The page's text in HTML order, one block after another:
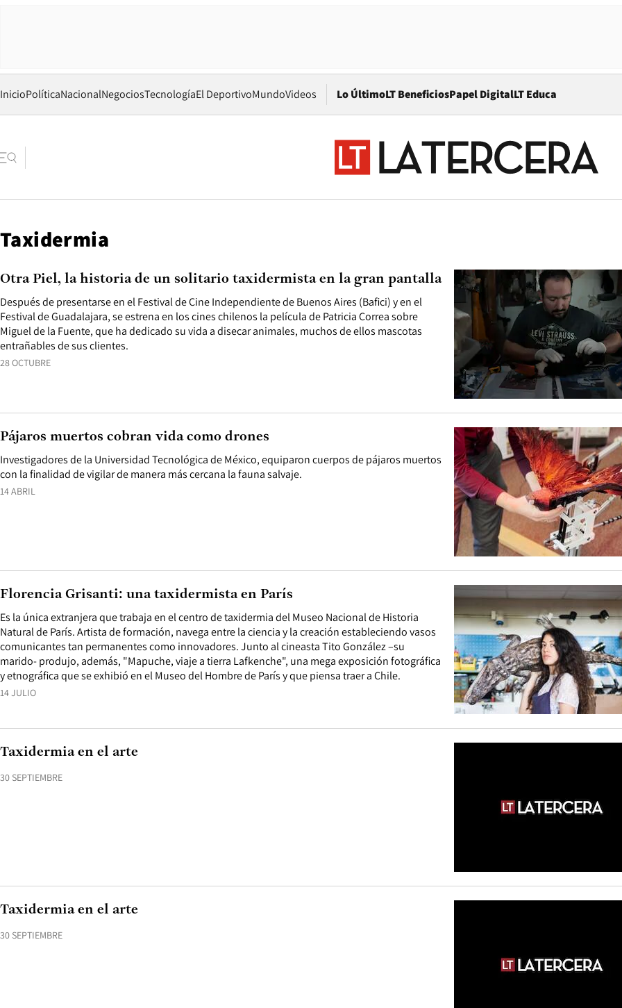
InicioPolíticaNacionalNegociosTecnologíaEl DeportivoMundoVideos Lo ÚltimoLT BeneficiosPapel DigitalOpens in new window
LT Educa
Taxidermia
28 OCTUBRE
Después de presentarse en el Festival de Cine Independiente de Buenos Aires (Bafici) y en el
Festival de Guadalajara, se estrena en los cines chilenos la película de Patricia Correa sobre
Miguel de la Fuente, que ha dedicado su vida a disecar animales, muchos de ellos mascotas
entrañables de sus clientes.
Otra Piel, la historia de un solitario taxidermista en la gran pantalla
14 ABRIL
Investigadores de la Universidad Tecnológica de México, equiparon cuerpos de pájaros muertos
con la finalidad de vigilar de manera más cercana la fauna salvaje.
Pájaros muertos cobran vida como drones
14 JULIO
Es la única extranjera que trabaja en el centro de taxidermia del Museo Nacional de Historia
Natural de París. Artista de formación, navega entre la ciencia y la creación estableciendo vasos
comunicantes tan permanentes como innovadores. Junto al cineasta Tito González –su
marido- produjo, además, "Mapuche, viaje a tierra Lafkenche", una mega exposición fotográfica
y etnográfica que se exhibió en el Museo del Hombre de París y que piensa traer a Chile.
Florencia Grisanti: una taxidermista en París
30 SEPTIEMBRE
Taxidermia en el arte
30 SEPTIEMBRE
Taxidermia en el arte